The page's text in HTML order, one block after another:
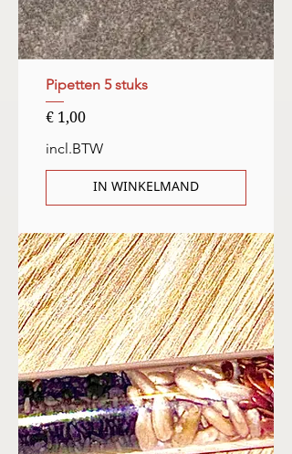
Pipetten 5 stuks
Prijs
€ 1,00
incl.BTW
IN WINKELMAND